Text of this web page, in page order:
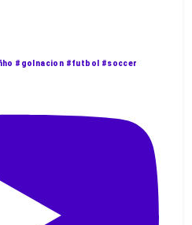
#golnacion #futbol #soccer